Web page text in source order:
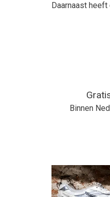
Daarnaast
Binnen